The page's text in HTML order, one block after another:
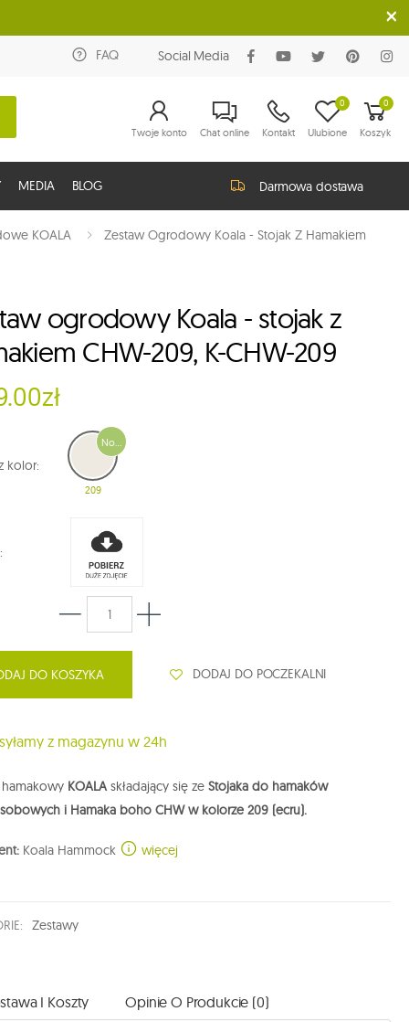
FAQ Social Media
Twoje konto Chat online Kontakt Ulubione
0 0
Koszyk
MEDIA BLOG Darmowa dostawa
KOALA
Zestaw Ogrodowy Koala - Stojak Z Hamakiem
ogrodowy Koala - stojak z
CHW-209, K-CHW-209
kolor:
209
Nowość
DO KOSZYKA DODAJ DO POCZEKALNI
z magazynu w 24h
KOALAskładający się ze Stojaka do hamaków
i Hamaka boho CHW w kolorze 209 (ecru).
Koala Hammock więcej
Zestawy
I Koszty Opinie O Produkcie (0)